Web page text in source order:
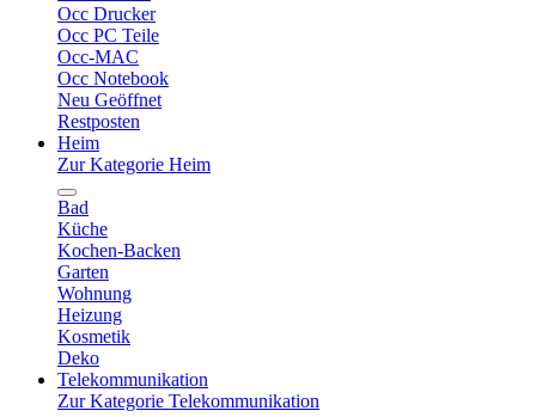
Occ Drucker
Occ PC Teile
Occ-MAC
Occ Notebook
Neu Geöffnet
Restposten
Heim
Zur Kategorie Heim
Bad
Küche
Kochen-Backen
Garten
Wohnung
Heizung
Kosmetik
Deko
Telekommunikation
Zur Kategorie Telekommunikation